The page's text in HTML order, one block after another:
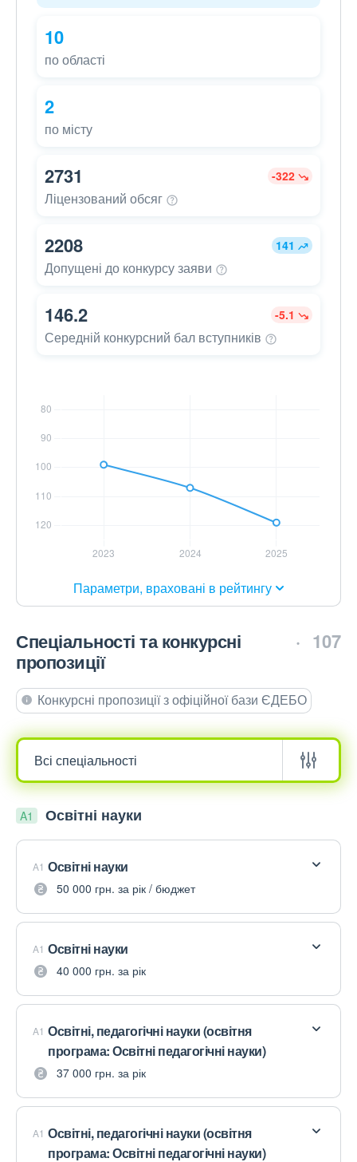
10
по області
2
по місту
2731 -322
Ліцензований обсяг
2208 141
Допущені до конкурсузаяви
146.2 -5.1
Середній конкурсний бал вступників
Параметри, враховані в рейтингу
Спеціальності та конкурсні
пропозиції
107
Конкурсні пропозиції з офіційної бази ЄДЕБО
A1 Освітні науки
A1 Освітні науки
50 000 грн. за рік / бюджет
A1 Освітні науки
40 000 грн. за рік
A1 Освітні, педагогічні науки (освітня
програма: Освітні педагогічні науки)
37 000 грн. за рік
A1 Освітні, педагогічні науки (освітня
програма: Освітні педагогічні науки)